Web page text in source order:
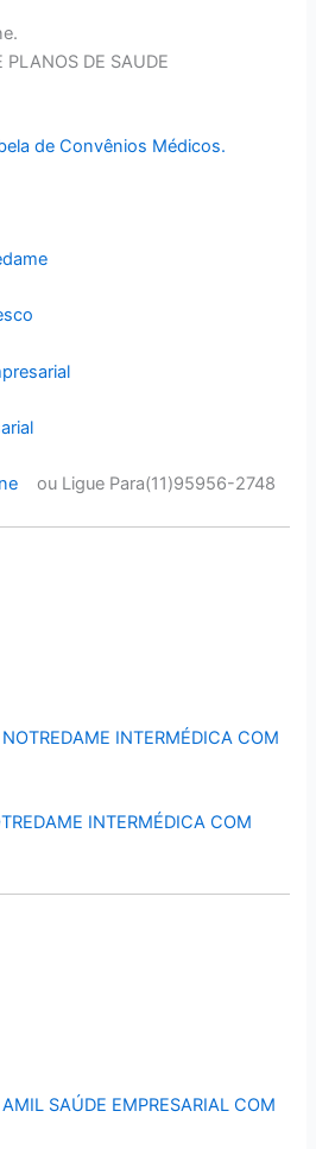
PLANOS DE SAUDE
de Convênios Médicos.
ou Ligue Para(11)95956-2748
INTERMÉDICA COM
INTERMÉDICA COM
SAÚDE EMPRESARIAL COM